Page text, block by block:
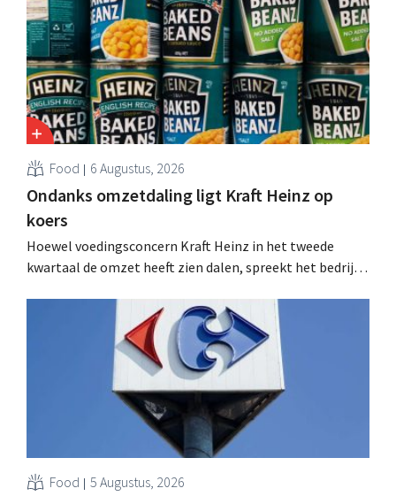
Food 6 Augustus, 2026
Ondanks omzetdaling ligt Kraft Heinz op
koers
Hoewel voedingsconcern Kraft Heinz in het tweede
kwartaal de omzet heeft zien dalen, spreekt het bedrijf
multinational verhoogt de investeringen en de
vooruitzichten.
Food 5 Augustus, 2026